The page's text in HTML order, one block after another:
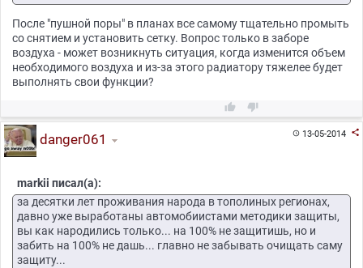
После "пушной поры" в планах все самому тщательно промыть
со снятием и установить сетку. Вопрос только в заборе
воздуха - может возникнуть ситуация, когда изменится объем
необходимого воздуха и из-за этого радиатору тяжелее будет
выполнять свои функции?
 
13-05-2014 
danger061
markii писал(а):
за десятки лет проживания народа в тополиных регионах,
давно уже выработаны автомобиистами методики защиты,
вы как народились только... на 100% не защитишь, но и
забить на 100% не дашь... главно не забывать очищать саму
защиту...